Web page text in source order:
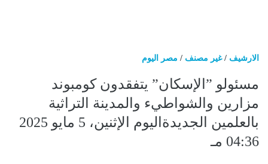
الارشيف /غير مصنف / مصر اليوم
مسئولو ”الإسكان” يتفقدون كومبوند
مزارين والشواطيء والمدينة التراثية
بالعلمين الجديدةاليوم الإثنين، 5 مايو 2025
04:36 مـ